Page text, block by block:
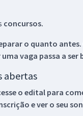
concursos.
o quanto
vaga passa a ser
abertas
o edital para
e ver o seu